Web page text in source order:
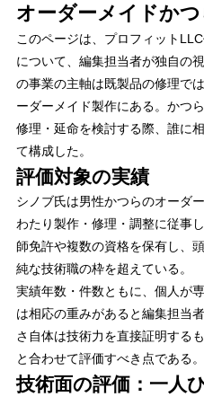
オーダーメイドか
このページは、プロフィット
について、編集担当者が独自の
の事業の主軸は既製品の修理で
ーダーメイド製作にある。かつ
修理・延命を検討する際、誰に
て構成した。
評価対象の実績
シノブ氏は男性かつらのオーダ
わたり製作・修理・調整に従事
師免許や複数の資格を保有し、
純な技術職の枠を超えている。
実績年数・件数ともに、個人が
は相応の重みがあると編集担当
さ自体は技術力を直接証明する
と合わせて評価すべき点である。
技術面の評価：一人